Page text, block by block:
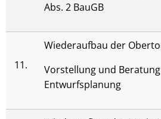
Abs. 2 BauGB
11.
Wiederaufbau der
Vorstellung und
Entwurfsplanung